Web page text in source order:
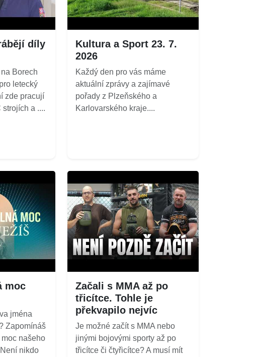
díly
Borech
letecký
zde pracují
a ....
Kultura a Sport 23. 7.
2026
Každý den pro vás máme
aktuální zprávy a zajímavé
pořady z Plzeňského a
Karlovarského kraje....
moc
jména
Zapomínáš
našeho
nikdo
Začali s MMA až po
třicítce. Tohle je
překvapilo nejvíc
Je možné začít s MMA nebo
jinými bojovými sporty až po
třicítce či čtyřicítce? A musí mít